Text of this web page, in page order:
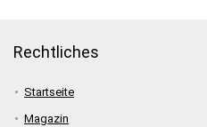
Rechtliches
Startseite
Magazin